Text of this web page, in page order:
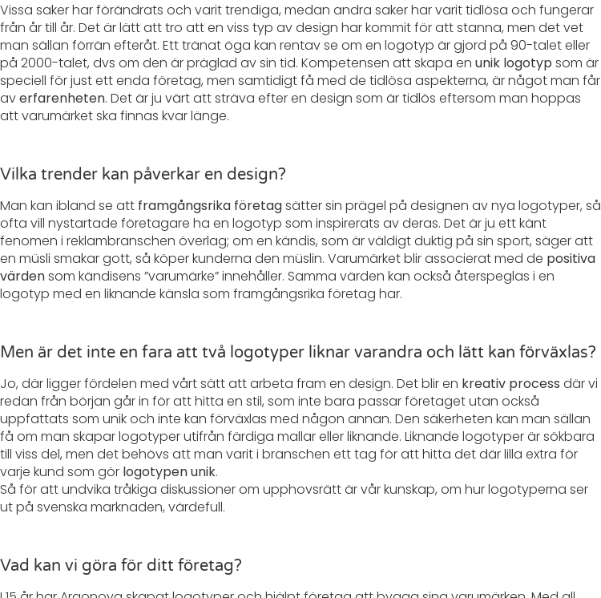
Vissa saker har förändrats och varit trendiga, medan andra saker har varit tidlösa och fungerar
från år till år. Det är lätt att tro att en viss typ av design har kommit för att stanna, men det vet
man sällan förrän efteråt. Ett tränat öga kan rentav se om en logotyp är gjord på 90-talet eller
på 2000-talet, dvs om den är präglad av sin tid. Kompetensen att skapa en unik logotyp som är
speciell för just ett enda företag, men samtidigt få med de tidlösa aspekterna, är något man får
averfarenheten. Det är ju värt att sträva efter en design som är tidlös eftersom man hoppas
att varumärket ska finnas kvar länge.
Vilka trender kan påverkar en design?
Man kan ibland se att framgångsrika företagsätter sin prägel på designen av nya logotyper, så
ofta vill nystartade företagare ha en logotyp som inspirerats av deras. Det är ju ett känt
fenomen i reklambranschen överlag; om en kändis, som är väldigt duktig på sin sport, säger att
en müsli smakar gott, så köper kunderna den müslin. Varumärket blir associerat med de positiva
värdensom kändisens ”varumärke” innehåller. Samma värden kan också återspeglas i en
logotyp med en liknande känsla som framgångsrika företag har.
Men är det inte en fara att två logotyper liknar varandra och lätt kan förväxlas?
Jo, där ligger fördelen med vårt sätt att arbeta fram en design. Det blir en kreativ process där vi
redan från början går in för att hitta en stil, som inte bara passar företaget utan också
uppfattats som unik och inte kan förväxlas med någon annan. Den säkerheten kan man sällan
få om man skapar logotyper utifrån färdiga mallar eller liknande. Liknande logotyper är sökbara
till viss del, men det behövs att man varit i branschen ett tag för att hitta det där lilla extra för
varje kund som gör logotypen unik.
Så för att undvika tråkiga diskussioner om upphovsrätt är vår kunskap, om hur logotyperna ser
ut på svenska marknaden, värdefull.
Vad kan vi göra för ditt företag?